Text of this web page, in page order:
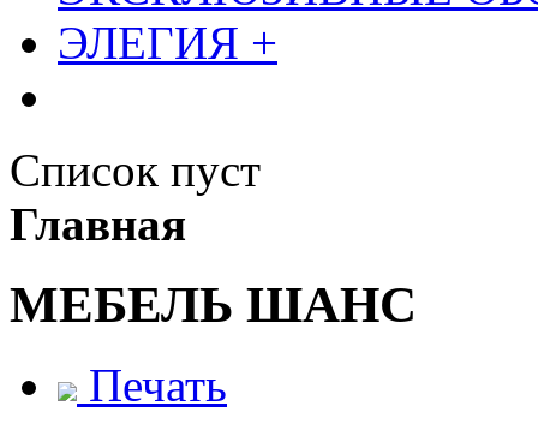
ЭЛЕГИЯ +
Список пуст
Главная
МЕБЕЛЬ ШАНС
Печать